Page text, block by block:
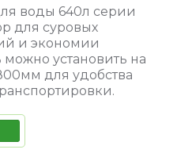
воды 640л серии
для суровых
и экономии
можно установить на
для удобства